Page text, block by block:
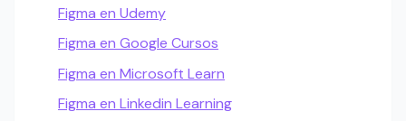
Figma en Udemy
Figma en Google Cursos
Figma en Microsoft Learn
Figma en Linkedin Learning